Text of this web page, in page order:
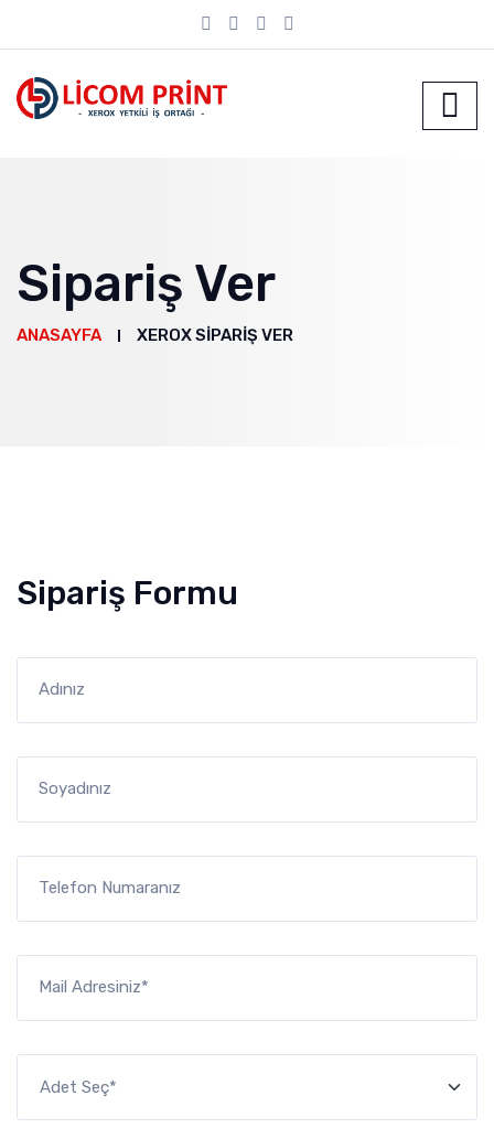
Sipariş Ver
ANASAYFA XEROX SIPARIŞ VER
Sipariş Formu
Adınız
Soyadınız
Telefon Numaranız
Mail Adresiniz*